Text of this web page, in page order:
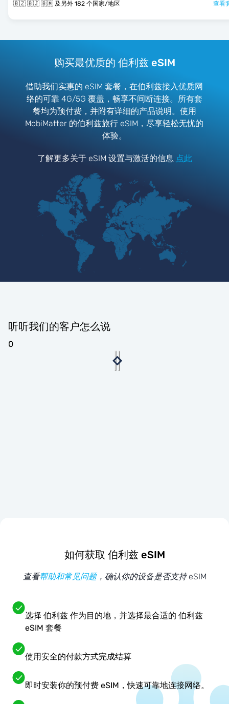
🇧🇿 🇧🇯 🇧🇲 及另外 182 个国家/地区 查看
购买最优质的 伯利兹 eSIM
借助我们实惠的 eSIM 套餐，在伯利兹接入优质网
络的可靠 4G/5G 覆盖，畅享不间断连接。所有套
餐均为预付费，并附有详细的产品说明。使用
MobiMatter 的伯利兹旅行 eSIM，尽享轻松无忧的
体验。
了解更多关于 eSIM 设置与激活的信息 点此
听听我们的客户怎么说
0
如何获取 伯利兹 eSIM
查看帮助和常见问题，确认你的设备是否支持 eSIM
选择 伯利兹 作为目的地，并选择最合适的 伯利兹
eSIM 套餐
使用安全的付款方式完成结算
即时安装你的预付费 eSIM，快速可靠地连接网络。